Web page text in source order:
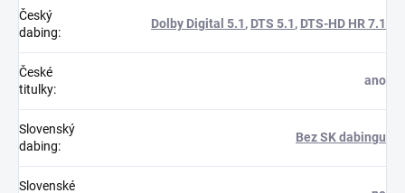
Český
dabing:
Dolby Digital 5.1, DTS 5.1, DTS-HD HR 7.1
České
titulky:
ano
Slovenský
dabing:
Bez SK dabingu
Slovenské